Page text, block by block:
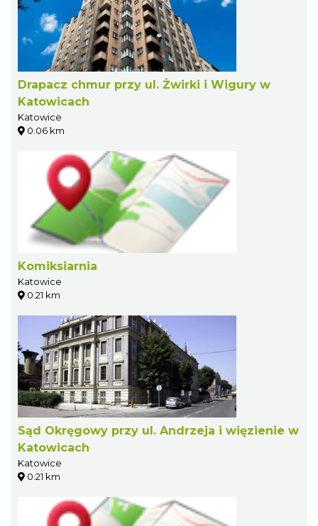
Drapacz chmur przy ul. Żwirki i Wigury w
Katowicach
Katowice
0.06 km
Komiksiarnia
Katowice
0.21 km
Sąd Okręgowy przy ul. Andrzeja i więzienie w
Katowicach
Katowice
0.21 km